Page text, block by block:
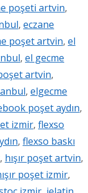
poşeti artvin,
, eczane
poşet artvin, el
, el gecme
artvin,
, elgecme
poşet aydın,
izmir, flexso
, flexso baskı
, hışır poşet artvin,
poşet izmir,